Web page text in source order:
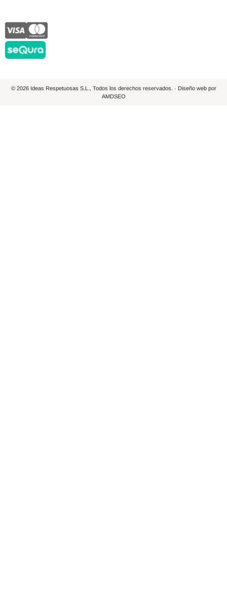
© 2026 Ideas Respetuosas S.L., Todos los derechos reservados. · Diseño web por
AMDSEO